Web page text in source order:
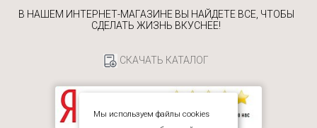
В НАШЕМ ИНТЕРНЕТ-МАГАЗИНЕ ВЫ НАЙДЕТЕ ВСЕ, ЧТОБЫ
СДЕЛАТЬ ЖИЗНЬ ВКУСНЕЕ!
СКАЧАТЬ КАТАЛОГ
Мы используем файлы cookies